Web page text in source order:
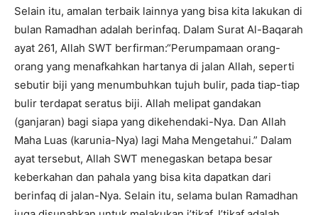
Selain itu, amalan terbaik lainnya yang bisa kita lakukan di
bulan Ramadhan adalah berinfaq. Dalam Surat Al-Baqarah
ayat 261, Allah SWT berfirman:“Perumpamaan orang-
orang yang menafkahkan hartanya di jalan Allah, seperti
sebutir biji yang menumbuhkan tujuh bulir, pada tiap-tiap
bulir terdapat seratus biji. Allah melipat gandakan
(ganjaran) bagi siapa yang dikehendaki-Nya. Dan Allah
Maha Luas (karunia-Nya) lagi Maha Mengetahui.” Dalam
ayat tersebut, Allah SWT menegaskan betapa besar
keberkahan dan pahala yang bisa kita dapatkan dari
berinfaq di jalan-Nya. Selain itu, selama bulan Ramadhan